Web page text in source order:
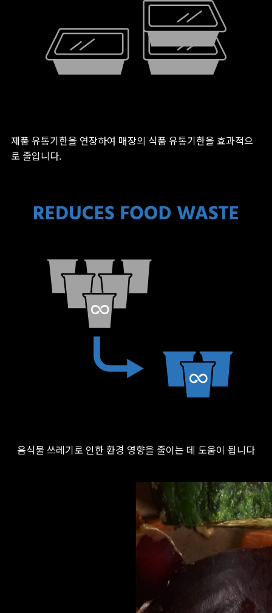
제품 유통기한을 연장하여 매장의 식품 유통기한을 효과적으
로 줄입니다.
음식물 쓰레기로 인한 환경 영향을 줄이는 데 도움이 됩니다